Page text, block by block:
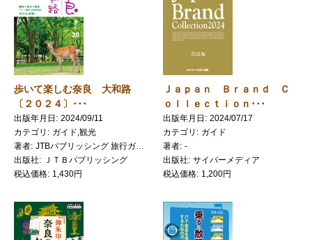
歩いて楽しむ奈良 大和路
〔２０２４〕･･･
出版年月日
2024/09/11
カテゴリ
ガイド,観光
著者
出版社
ＪＴＢパブリッシング
税込価格
1,430円
Ｊａｐａｎ Ｂｒａｎｄ Ｃ
ｏｌｌｅｃｔｉｏｎ･･･
出版年月日
2024/07/17
カテゴリ
ガイド
著者 -
出版社
サイバーメディア
税込価格
1,200円